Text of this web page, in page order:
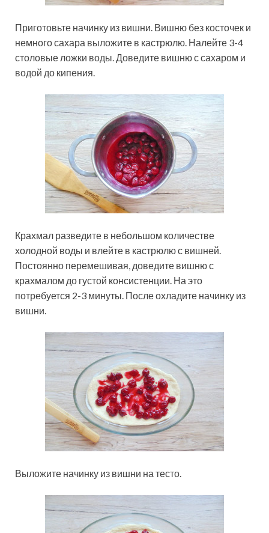
Приготовьте начинку из вишни. Вишню без косточек и
немного сахара выложите в кастрюлю. Налейте 3-4
столовые ложки воды. Доведите вишню с сахаром и
водой до кипения.
Крахмал разведите в небольшом количестве
холодной воды и влейте в кастрюлю с вишней.
Постоянно перемешивая, доведите вишню с
крахмалом до густой консистенции. На это
потребуется 2-3 минуты. После охладите начинку из
вишни.
Выложите начинку из вишни на тесто.